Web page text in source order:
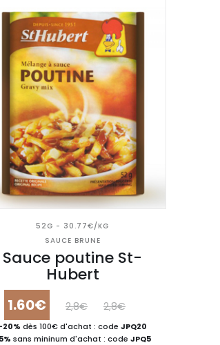
52G - 30.77€/KG
SAUCE BRUNE
Sauce poutine St-
Hubert
1.60€ 2,8€ 2,8€
20% dès 100€ d'achat : codeJPQ20
sans mininum d'achat : codeJPQ5